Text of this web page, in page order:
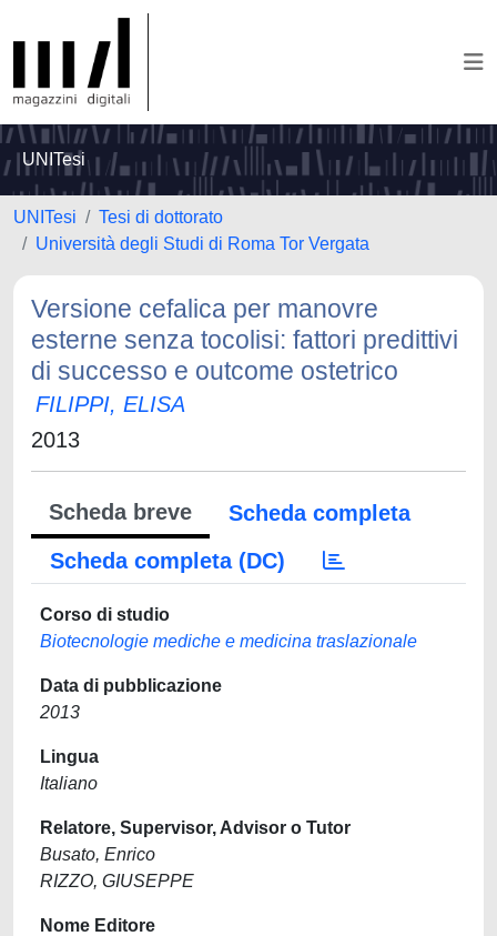
UNITesi
UNITesi
Tesi di dottorato
Università degli Studi di Roma Tor Vergata
Versione cefalica per manovre
esterne senza tocolisi: fattori predittivi
di successo e outcome ostetrico
FILIPPI, ELISA
2013
Scheda breve
Scheda completa
Scheda completa (DC)
Corso di studio
Biotecnologie mediche e medicina traslazionale
Data di pubblicazione
2013
Lingua
Italiano
Relatore, Supervisor, Advisor o Tutor
Busato, Enrico
RIZZO, GIUSEPPE
Nome Editore